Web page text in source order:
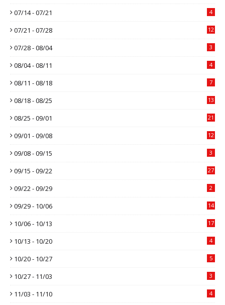
07/14 - 07/21 4
07/21 - 07/28 12
07/28 - 08/04 3
08/04 - 08/11 4
08/11 - 08/18 7
08/18 - 08/25 13
08/25 - 09/01 21
09/01 - 09/08 12
09/08 - 09/15 3
09/15 - 09/22 27
09/22 - 09/29 2
09/29 - 10/06 14
10/06 - 10/13 17
10/13 - 10/20 4
10/20 - 10/27 5
10/27 - 11/03 3
11/03 - 11/10 4